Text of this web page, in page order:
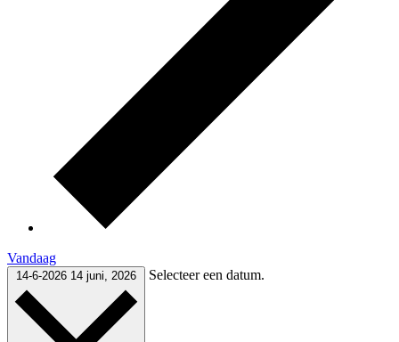
Vandaag
14-6-2026 14 juni, 2026 Selecteer een datum.